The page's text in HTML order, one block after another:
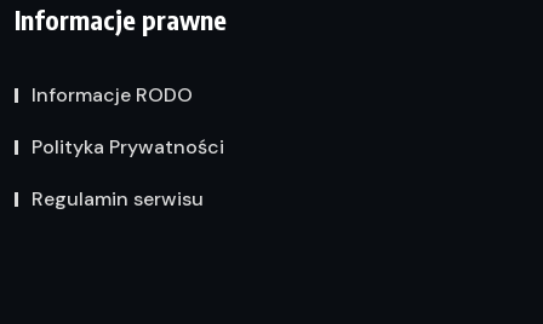
Informacje prawne
Informacje RODO
Polityka Prywatności
Regulamin serwisu